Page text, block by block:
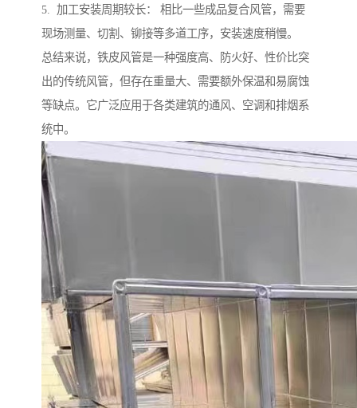
5. 加工安装周期较长： 相比一些成品复合风管，需要
现场测量、切割、铆接等多道工序，安装速度稍慢。
总结来说，铁皮风管是一种强度高、防火好、性价比突
出的传统风管，但存在重量大、需要额外保温和易腐蚀
等缺点。它广泛应用于各类建筑的通风、空调和排烟系
统中。